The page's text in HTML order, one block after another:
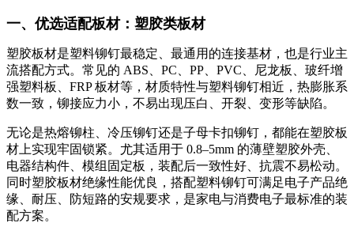
一、优选适配板材：塑胶类板材
塑胶板材是塑料铆钉最稳定、最通用的连接基材，也是行业主
流搭配方式。常见的 ABS、PC、PP、PVC、尼龙板、玻纤增
强塑料板、FRP 板材等，材质特性与塑料铆钉相近，热膨胀系
数一致，铆接应力小，不易出现压白、开裂、变形等缺陷。
无论是热熔铆柱、冷压铆钉还是子母卡扣铆钉，都能在塑胶板
材上实现牢固锁紧。尤其适用于 0.8–5mm 的薄壁塑胶外壳、
电器结构件、模组固定板，装配后一致性好、抗震不易松动。
同时塑胶板材绝缘性能优良，搭配塑料铆钉可满足电子产品绝
缘、耐压、防短路的安规要求，是家电与消费电子最标准的装
配方案。